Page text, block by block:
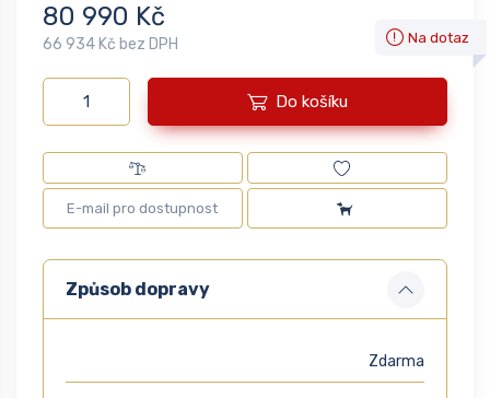
80 990 Kč
66 934 Kč bez DPH Na dotaz
Do košíku
Způsob dopravy
Zdarma